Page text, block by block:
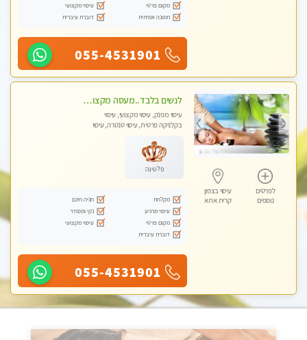
מקום פרטי
עיסוי מקצועי
תמונה אמיתית
דוברת עיברית
055-4531901
לפרטים
נוספים
עיסוי בצפון
קרית אתא
לנשים בלבד..מעסה מקצועי לנשים בלבד
עיסוי מפנק, עיסוי מקצועי, עיסוי
בקלניקה פרטית, עיסוי טנטרה, עיסוי
פלטינה
מקלחת
חניה חינם
עיסוי מרגיע
נקי ומסודר
מקום פרטי
עיסוי מקצועי
דוברת עיברית
055-4531901